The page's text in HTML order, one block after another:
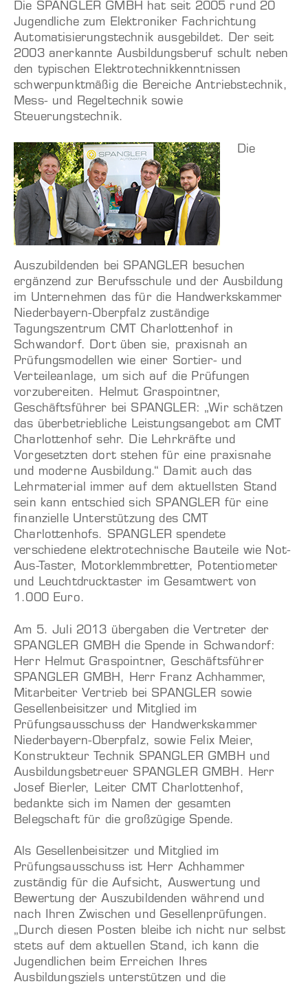
Die SPANGLER GMBH hat seit 2005 rund 20
Jugendliche zum Elektroniker Fachrichtung
Automatisierungstechnik ausgebildet. Der seit
2003 anerkannte Ausbildungsberuf schult neben
den typischen Elektrotechnikkenntnissen
schwerpunktmäßig die Bereiche Antriebstechnik,
Mess- und Regeltechnik sowie
Steuerungstechnik.
Die
Auszubildenden bei SPANGLER besuchen
ergänzend zur Berufsschule und der Ausbildung
im Unternehmen das für die Handwerkskammer
Niederbayern-Oberpfalz zuständige
Tagungszentrum CMT Charlottenhof in
Schwandorf. Dort üben sie, praxisnah an
Prüfungsmodellen wie einer Sortier- und
Verteileanlage, um sich auf die Prüfungen
vorzubereiten. Helmut Graspointner,
Geschäftsführer bei SPANGLER: „Wir schätzen
das überbetriebliche Leistungsangebot am CMT
Charlottenhof sehr. Die Lehrkräfte und
Vorgesetzten dort stehen für eine praxisnahe
und moderne Ausbildung.“ Damit auch das
Lehrmaterial immer auf dem aktuellsten Stand
sein kann entschied sich SPANGLER für eine
finanzielle Unterstützung des CMT
Charlottenhofs. SPANGLER spendete
verschiedene elektrotechnische Bauteile wie Not-
Aus-Taster, Motorklemmbretter, Potentiometer
und Leuchtdrucktaster im Gesamtwert von
1.000 Euro.
Am 5. Juli 2013 übergaben die Vertreter der
SPANGLER GMBH die Spende in Schwandorf:
Herr Helmut Graspointner, Geschäftsführer
SPANGLER GMBH, Herr Franz Achhammer,
Mitarbeiter Vertrieb bei SPANGLER sowie
Gesellenbeisitzer und Mitglied im
Prüfungsausschuss der Handwerkskammer
Niederbayern-Oberpfalz, sowie Felix Meier,
Konstrukteur Technik SPANGLER GMBH und
Ausbildungsbetreuer SPANGLER GMBH. Herr
Josef Bierler, Leiter CMT Charlottenhof,
bedankte sich im Namen der gesamten
Belegschaft für die großzügige Spende.
Als Gesellenbeisitzer und Mitglied im
Prüfungsausschuss ist Herr Achhammer
zuständig für die Aufsicht, Auswertung und
Bewertung der Auszubildenden während und
nach Ihren Zwischen und Gesellenprüfungen.
„Durch diesen Posten bleibe ich nicht nur selbst
stets auf dem aktuellen Stand, ich kann die
Jugendlichen beim Erreichen Ihres
Ausbildungsziels unterstützen und die